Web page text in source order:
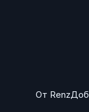
От Renz